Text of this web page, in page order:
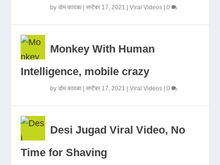
byडोम कावळा |सप्टेंबर 17, 2021 |Viral Videos |0
Monkey With Human
Intelligence, mobile crazy
byडोम कावळा |सप्टेंबर 17, 2021 |Viral Videos |0
Desi Jugad Viral Video, No
Time for Shaving